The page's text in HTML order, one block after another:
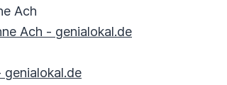
Ach
Ach - genialokal.de